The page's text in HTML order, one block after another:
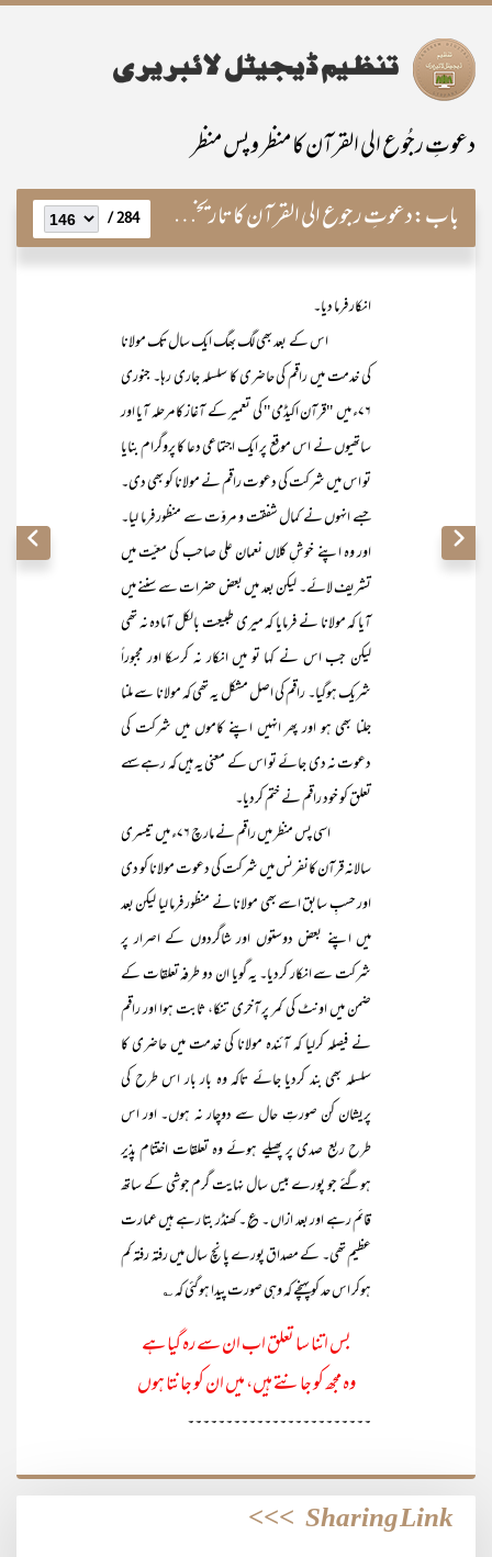
دعوتِ رجُوع الی القرآن کا منظر و پس منظر
باب:دعوتِ رجوع الی القرآن کا تاریخی پس منظر 284 /
انکار فرما دیا۔
اس کے بعد بھی لگ بھگ ایک سال تک مولانا
کی خدمت میں راقم کی حاضری کا سلسلہ جاری رہا۔ جنوری
۷۶ء میں "قرآن اکیڈمی" کی تعمیر کے آغاز کا مرحلہ آیا اور
ساتھیوں نے اس موقع پر ایک اجتماعی دعا کا پروگرام بنایا
تو اس میں شرکت کی دعوت راقم نے مولانا کو بھی دی۔
جسے انہوں نے کمال شفقت و مروّت سے منظور فرما لیا۔
اور وہ اپنے خوشِ کلاں نعمان علی صاحب کی معیّت میں
تشریف لائے۔ لیکن بعد میں بعض حضرات سے سننے میں
آیا کہ مولانا نے فرمایا کہ میری طبیعت بالکل آمادہ نہ تھی
لیکن جب اس نے کہا تو میں انکار نہ کرسکا اور مجبوراً
شریک ہوگیا۔ راقم کی اصل مشکل یہ تھی کہ مولانا سے ملنا
جلنا بھی ہو اور پھر انہیں اپنے کاموں میں شرکت کی
دعوت نہ دی جائے تو اس کے معنی یہ ہیں کہ رہے سہے
تعلق کو خود راقم نے ختم کردیا۔
اسی پس منظر میں راقم نے مارچ ۷۶ء میں تیسری
سالانہ قرآن کانفرنس میں شرکت کی دعوت مولانا کو دی
اور حسبِ سابق اسے بھی مولانا نے منظور فرما لیا لیکن بعد
میں اپنے بعض دوستوں اور شاگردوں کے اصرار پر
شرکت سے انکار کردیا۔ یہ گویا ان دو طرفہ تعلقات کے
ضمن میں اونٹ کی کمر پر آخری تنکا، ثابت ہوا اور راقم
نے فیصلہ کرلیا کہ آئندہ مولانا کی خدمت میں حاضری کا
سلسلہ بھی بند کردیا جائے تاکہ وہ بار بار اس طرح کی
پریشان کن صورتِ حال سے دوچار نہ ہوں۔ اور اس
طرح ربع صدی پر پھیلے ہوئے وہ تعلقات اختتام پذیر
ہوگئے جو پورے بیس سال نہایت گرم جوشی کے ساتھ
قائم رہے اور بعد ازاں ۔؏۔ کھنڈر بتا رہے ہیں عمارت
عظیم تھی۔ کے مصداق پورے پانچ سال میں رفتہ رفتہ کم
ہوکر اس حد کو پہنچے کہ وہی صورت پیدا ہوگئی کہ ؎
بس اتنا سا تعلق اب ان سے رہ گیا ہے
وہ مجھ کو جانتے ہیں، میں ان کو جانتا ہوں
۔۔۔۔۔۔۔۔۔۔۔۔۔۔۔۔۔۔۔۔۔۔۔۔
Sharing Link
>>>